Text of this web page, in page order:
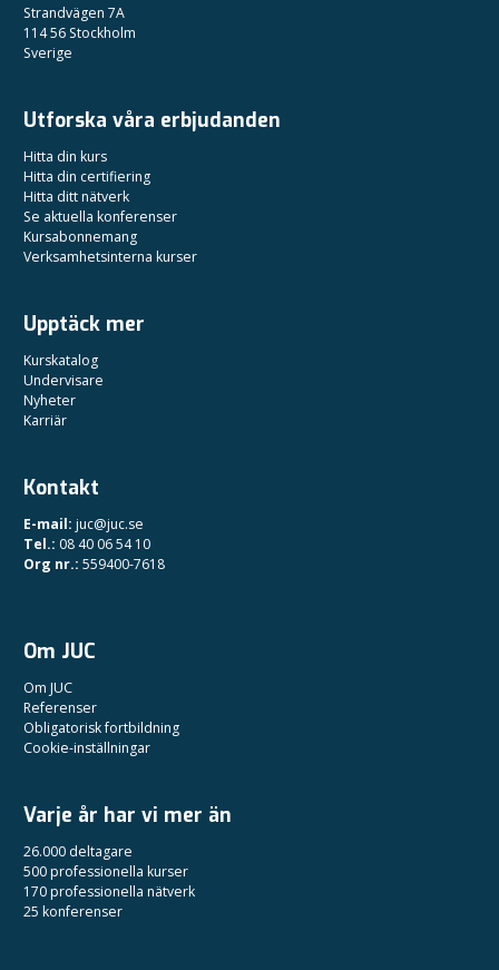
Strandvägen 7A
114 56 Stockholm
Sverige
Utforska våra erbjudanden
Hitta din kurs
Hitta din certifiering
Hitta ditt nätverk
Se aktuella konferenser
Kursabonnemang
Verksamhetsinterna kurser
Upptäck mer
Kurskatalog
Undervisare
Nyheter
Karriär
Kontakt
E-mail: juc@juc.se
Tel.: 08 40 06 54 10
Org nr.: 559400-7618
Om JUC
Om JUC
Referenser
Obligatorisk fortbildning
Cookie-inställningar
Varje år har vi mer än
26.000 deltagare
500 professionella kurser
170 professionella nätverk
25 konferenser